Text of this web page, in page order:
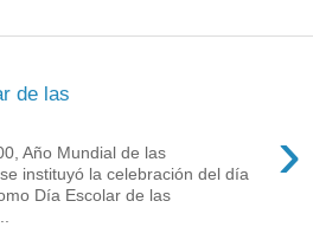
de las
›
Año Mundial de las
instituyó la celebración del día
Día Escolar de las